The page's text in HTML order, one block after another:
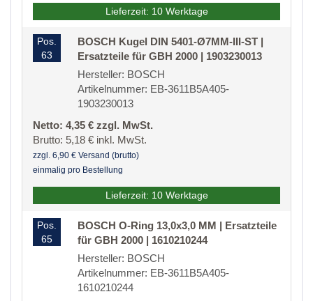
Lieferzeit: 10 Werktage
Pos.
63
BOSCH Kugel DIN 5401-Ø7MM-III-ST |
Ersatzteile für GBH 2000 | 1903230013
Hersteller: BOSCH
Artikelnummer: EB-3611B5A405-
1903230013
Netto: 4,35 € zzgl. MwSt.
Brutto: 5,18 € inkl. MwSt.
zzgl. 6,90 € Versand (brutto)
einmalig pro Bestellung
Lieferzeit: 10 Werktage
Pos.
65
BOSCH O-Ring 13,0x3,0 MM | Ersatzteile
für GBH 2000 | 1610210244
Hersteller: BOSCH
Artikelnummer: EB-3611B5A405-
1610210244